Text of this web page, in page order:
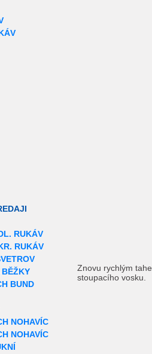
RUKÁV
RUKÁV
BĚŽKY
BUND
NOHAVÍC
NOHAVÍC
Znovu rychlým
stoupacího vosku.